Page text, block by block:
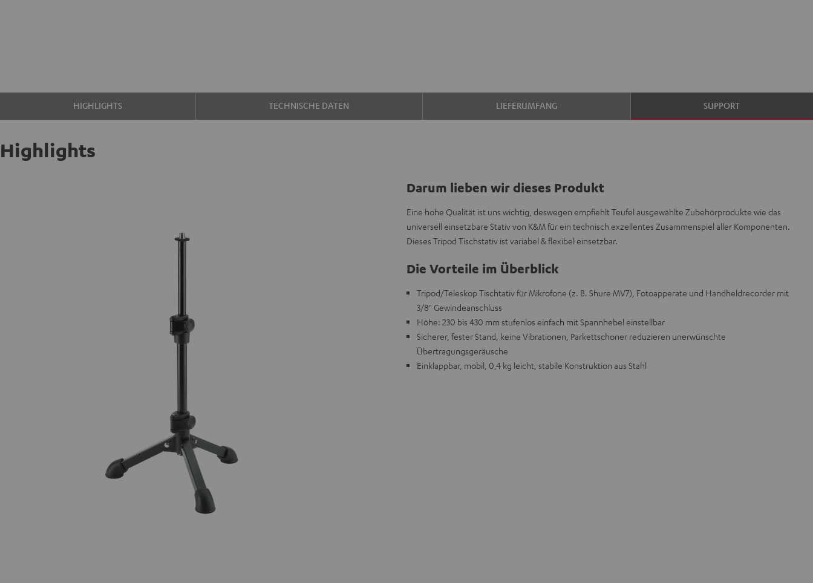
HIGHLIGHTS TECHNISCHE DATEN LIEFERUMFANG SUPPORT
Highlights
Darum lieben wir dieses Produkt
Eine hohe Qualität ist uns wichtig, deswegen empfiehlt Teufel ausgewählte Zubehörprodukte wie das
universell einsetzbare Stativ von K&M für ein technisch exzellentes Zusammenspiel aller Komponenten.
Dieses Tripod Tischstativ ist variabel & flexibel einsetzbar.
Die Vorteile im Überblick
Tripod/Teleskop Tischtativ für Mikrofone (z. B. Shure MV7), Fotoapperate und Handheldrecorder mit
3/8" Gewindeanschluss
Höhe: 230 bis 430 mm stufenlos einfach mit Spannhebel einstellbar
Sicherer, fester Stand, keine Vibrationen, Parkettschoner reduzieren unerwünschte
Übertragungsgeräusche
Einklappbar, mobil, 0,4 kg leicht, stabile Konstruktion aus Stahl